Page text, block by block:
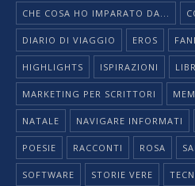
CHE COSA HO IMPARATO DA...
DIARIO DI VIAGGIO EROS
HIGHLIGHTS ISPIRAZIONI
MARKETING PER SCRITTORI
NATALE NAVIGARE INFORMATI
POESIE RACCONTI ROSA
SOFTWARE STORIE VERE